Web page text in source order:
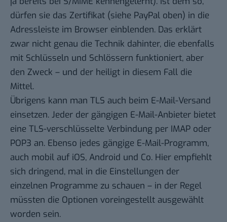
dürfen sie das Zertifikat (siehe PayPal oben) in die
Adressleiste im Browser einblenden. Das erklärt
zwar nicht genau die Technik dahinter, die ebenfalls
mit Schlüsseln und Schlössern funktioniert, aber
den Zweck – und der heiligt in diesem Fall die
Mittel.
Übrigens kann man TLS auch beim E-Mail-Versand
einsetzen. Jeder der gängigen E-Mail-Anbieter bietet
eine TLS-verschlüsselte Verbindung per IMAP oder
POP3 an. Ebenso jedes gängige E-Mail-Programm,
auch mobil auf iOS, Android und Co. Hier empfiehlt
sich dringend, mal in die Einstellungen der
einzelnen Programme zu schauen – in der Regel
müssten die Optionen voreingestellt ausgewählt
worden sein.